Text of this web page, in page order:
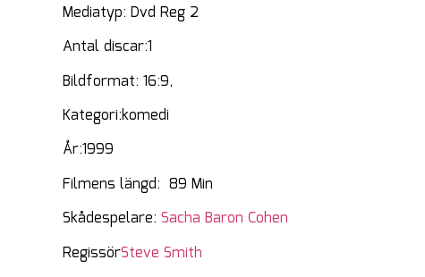
Mediatyp: Dvd Reg 2
Antal discar:1
Bildformat: 16:9,
Kategori:komedi
År:1999
Filmens längd: 89 Min
Skådespelare: Sacha Baron Cohen
RegissörSteve Smith